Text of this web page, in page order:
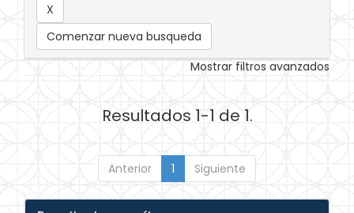
Comenzar nueva busqueda
Mostrar filtros avanzados
Resultados 1-1 de 1.
Anterior 1 Siguiente